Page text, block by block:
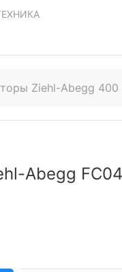
Ziehl-Abegg
Abegg